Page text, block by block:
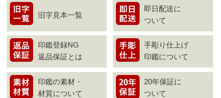
旧字見本一覧
即日配送に
ついて
印鑑登録NG
返品保証とは
手彫り仕上げ
印鑑について
印鑑の素材・
材質について
20年保証に
ついて